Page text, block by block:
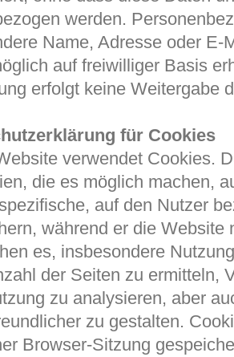
werden.
Name, Adresse oder E-
auf freiwilliger Basis
erfolgt keine Weitergabe
für Cookies
verwendet Cookies.
die es möglich machen,
auf den Nutzer
während er die Website
es, insbesondere
der Seiten zu ermitteln,
zu analysieren, aber
zu gestalten.
Browser-Sitzung